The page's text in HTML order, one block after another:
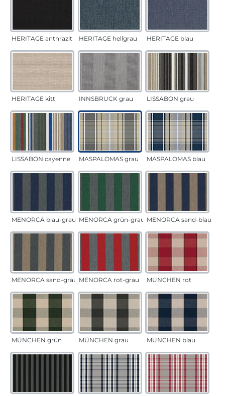
HERITAGE anthrazit HERITAGE hellgrau HERITAGE blau
HERITAGE kitt INNSBRUCK grau LISSABON grau
LISSABON cayenne MASPALOMAS grau MASPALOMAS blau
MENORCA blau-grau MENORCA grün-grau MENORCA sand-blau
MENORCA sand-grau MENORCA rot-grau MÜNCHEN rot
MÜNCHEN grün MÜNCHEN grau MÜNCHEN blau